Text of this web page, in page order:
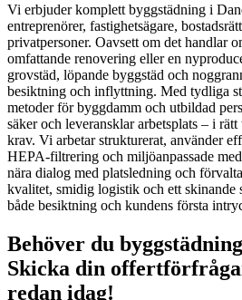
Vi erbjuder komplett byggstädning i
entreprenörer, fastighetsägare,
privatpersoner. Oavsett om det handlar
omfattande renovering eller en
grovstäd, löpande byggstäd och
besiktning och inflyttning. Med tydliga
metoder för byggdamm och utbildad
säker och leveransklar arbetsplats – i
krav. Vi arbetar strukturerat, använder
HEPA-filtrering och miljöanpassade
nära dialog med platsledning och
kvalitet, smidig logistik och ett skinande
både besiktning och kundens första
Behöver du
Skicka din
redan idag!